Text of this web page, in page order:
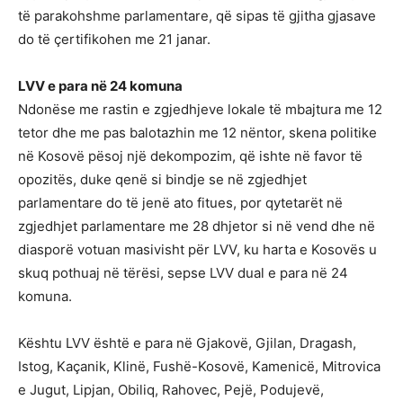
të parakohshme parlamentare, që sipas të gjitha gjasave
do të çertifikohen me 21 janar.
LVV e para në 24 komuna
Ndonëse me rastin e zgjedhjeve lokale të mbajtura me 12
tetor dhe me pas balotazhin me 12 nëntor, skena politike
në Kosovë pësoj një dekompozim, që ishte në favor të
opozitës, duke qenë si bindje se në zgjedhjet
parlamentare do të jenë ato fitues, por qytetarët në
zgjedhjet parlamentare me 28 dhjetor si në vend dhe në
diasporë votuan masivisht për LVV, ku harta e Kosovës u
skuq pothuaj në tërësi, sepse LVV dual e para në 24
komuna.
Kështu LVV është e para në Gjakovë, Gjilan, Dragash,
Istog, Kaçanik, Klinë, Fushë-Kosovë, Kamenicë, Mitrovica
e Jugut, Lipjan, Obiliq, Rahovec, Pejë, Podujevë,